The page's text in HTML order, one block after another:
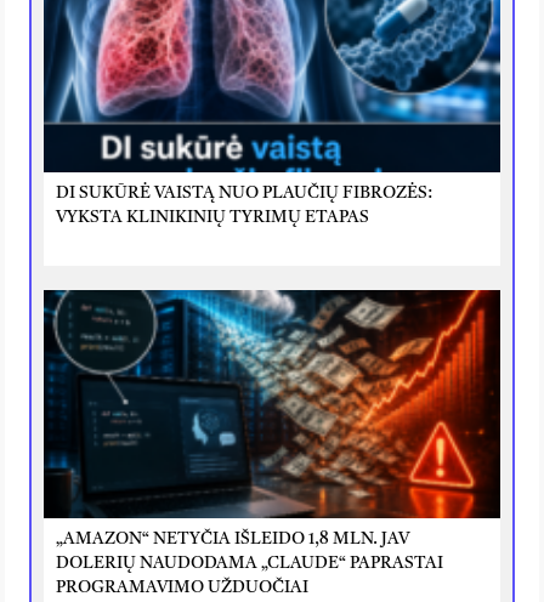
DI SUKŪRĖ VAISTĄ NUO PLAUČIŲ FIBROZĖS:
VYKSTA KLINIKINIŲ TYRIMŲ ETAPAS
„AMAZON“ NETYČIA IŠLEIDO 1,8 MLN. JAV
DOLERIŲ NAUDODAMA „CLAUDE“ PAPRASTAI
PROGRAMAVIMO UŽDUOČIAI